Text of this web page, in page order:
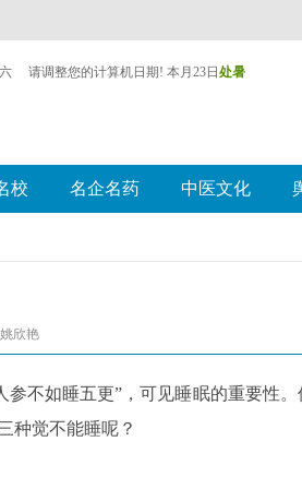
欣艳
不如睡五更”，可见睡眠的重要性。
种觉不能睡呢？